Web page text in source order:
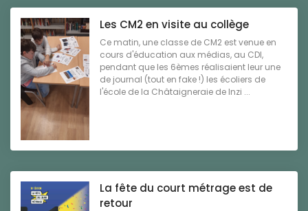
Les CM2 en visite au collège
Ce matin, une classe de CM2 est venue en
cours d'éducation aux médias, au CDI,
pendant que les 6èmes réalisaient leur une
de journal (tout en fake !) les écoliers de
l'école de la Châtaigneraie de Inzi ...
La fête du court métrage est de
retour